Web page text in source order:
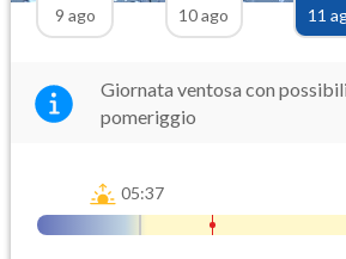
9 ago
10 ago
11
Giornata ventosa con
pomeriggio
05:37